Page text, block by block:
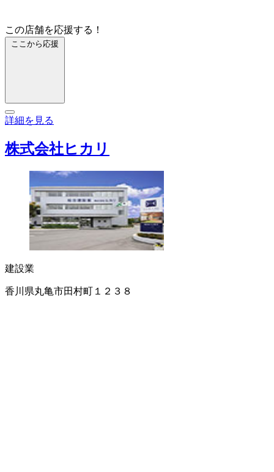
この店舗を応援する！
ここから応援
詳細を見る
株式会社ヒカリ
建設業
香川県丸亀市田村町１２３８